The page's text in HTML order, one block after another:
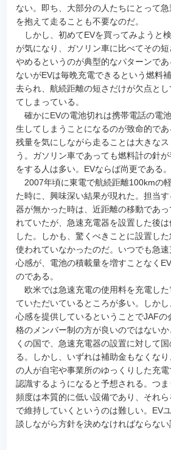
ない。即ち、大部分の人たちにとって
を抱えて走ることも不要なのだ。
しかし、初めてEVを買ってみようと
が気になり、ガソリン車に比べてその
やめるというのが典型的なパターンで
ないがEVは毎晩充電できるという燃料
去られ、航続距離の短さだけが欠点と
てしまっている。
確かにEVの電池切れは携帯電話の電
生してしまうことになるのが致命的で
残量を気にしながら走ることは大きな
う。ガソリン車であっても燃料計の針
をする人は多い。EVならば尚更である。
2007年頃に東電で航続距離100kmの
た時に、興味深い結果が現れた。担当
器が無かった時は、近距離の移動であ
れていたが、急速充電器を設置した後
した。しかも、驚くべきことに設置し
使われていなかったのだ。いつでも急
心感が、電池の積載量を増すことなく
のである。
欧米では急速充電の使用料を充電した
ていただいているところが多い。しか
心感を提供しているということでJAFの
格のメンバー制の方が良いのではない
くの国で、急速充電器の設置に対して
る。しかし、いずれは補助金もなくなり
の人が自宅や事業所のゆっくりした充
認識するようになると予想される。つ
頻度は本質的に低い設備であり、それ
で維持していくというのは難しい。EV
談しながら方針を決めなければならない